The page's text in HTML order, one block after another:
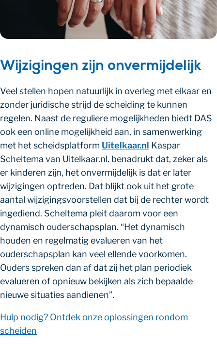
Wijzigingen zijn onvermijdelijk
Veel stellen hopen natuurlijk in overleg met elkaar en
zonder juridische strijd de scheiding te kunnen
regelen. Naast de reguliere mogelijkheden biedt DAS
ook een online mogelijkheid aan, in samenwerking
met het scheidsplatform Uitelkaar.nl Kaspar
Scheltema van Uitelkaar.nl. benadrukt dat, zeker als
er kinderen zijn, het onvermijdelijk is dat er later
wijzigingen optreden. Dat blijkt ook uit het grote
aantal wijzigingsvoorstellen dat bij de rechter wordt
ingediend. Scheltema pleit daarom voor een
dynamisch ouderschapsplan. “Het dynamisch
houden en regelmatig evalueren van het
ouderschapsplan kan veel ellende voorkomen.
Ouders spreken dan af dat zij het plan periodiek
evalueren of opnieuw bekijken als zich bepaalde
nieuwe situaties aandienen”.
Hulp nodig? Ontdek onze oplossingen rondom
scheiden